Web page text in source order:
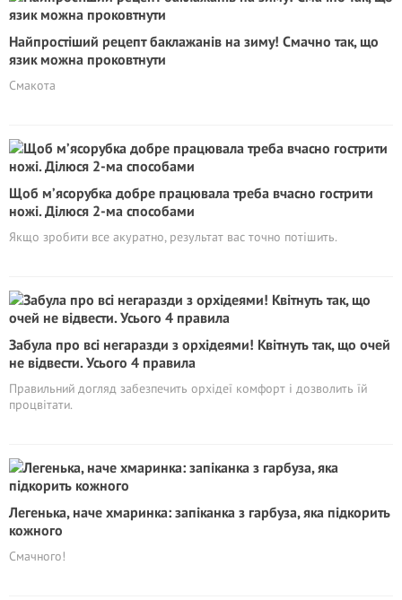
Найпростіший рецепт баклажанів на зиму! Смачно так, що
язик можна проковтнути
Смакота
Щоб м’ясорубка добре працювала треба вчасно гострити
ножі. Ділюся 2-ма способами
Якщо зробити все акуратно, результат вас точно потішить.
Забула про всі негаразди з орхідеями! Квітнуть так, що очей
не відвести. Усього 4 правила
Правильний догляд забезпечить орхідеї комфорт і дозволить їй
процвітати.
Легенька, наче хмаринка: запіканка з гарбуза, яка підкорить
кожного
Смачного!